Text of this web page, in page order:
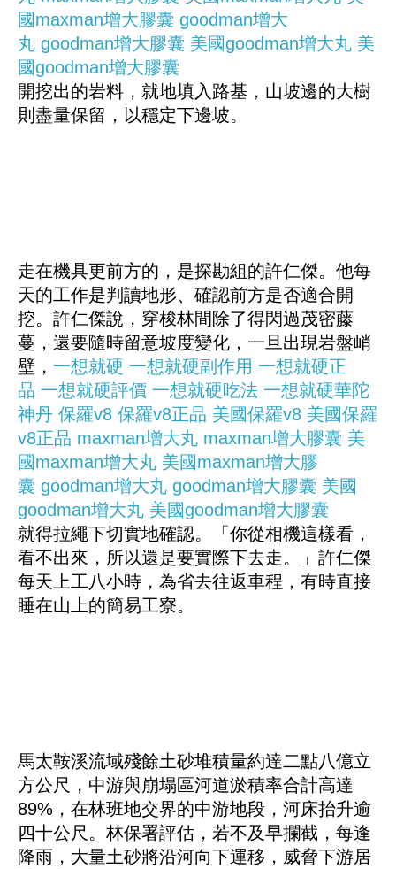
國maxman增大膠囊 goodman增大
丸 goodman增大膠囊 美國goodman增大丸 美
國goodman增大膠囊
開挖出的岩料，就地填入路基，山坡邊的大樹
則盡量保留，以穩定下邊坡。
走在機具更前方的，是探勘組的許仁傑。他每
天的工作是判讀地形、確認前方是否適合開
挖。許仁傑說，穿梭林間除了得閃過茂密藤
蔓，還要隨時留意坡度變化，一旦出現岩盤峭
壁， 一想就硬 一想就硬副作用 一想就硬正
品 一想就硬評價 一想就硬吃法 一想就硬華陀
神丹 保羅v8 保羅v8正品 美國保羅v8 美國保羅
v8正品 maxman增大丸 maxman增大膠囊 美
國maxman增大丸 美國maxman增大膠
囊 goodman增大丸 goodman增大膠囊 美國
goodman增大丸 美國goodman增大膠囊
就得拉繩下切實地確認。「你從相機這樣看，
看不出來，所以還是要實際下去走。」許仁傑
每天上工八小時，為省去往返車程，有時直接
睡在山上的簡易工寮。
馬太鞍溪流域殘餘土砂堆積量約達二點八億立
方公尺，中游與崩塌區河道淤積率合計高達
89%，在林班地交界的中游地段，河床抬升逾
四十公尺。林保署評估，若不及早攔截，每逢
降雨，大量土砂將沿河向下運移，威脅下游居